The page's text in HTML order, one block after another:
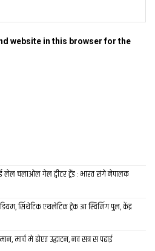
website in this browser for the
लेल चलाओल गेल ट्वीटर ट्रेंड : भारत संगे नेपालक
सिंथेटिक एथलेटिक ट्रेक आ स्विमिंग पुल, केंद्र
मार्च मे होएत उद्घाटन, नव सत्र स पढाई